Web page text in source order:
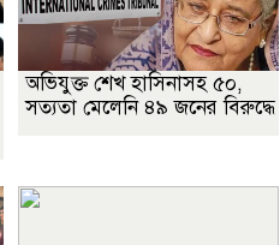
অভিযুক্ত শেখ হাসিনাসহ ৫০,
সত্যতা মেলেনি ৪৯ জনের বিরুদ্ধে